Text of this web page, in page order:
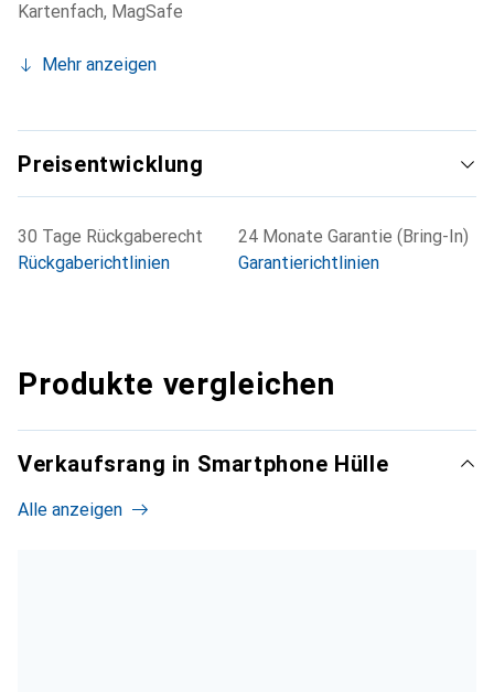
Kartenfach, MagSafe
Mehr anzeigen
Preisentwicklung
30 Tage Rückgaberecht
Rückgaberichtlinien
24 Monate Garantie (Bring-In)
Garantierichtlinien
Produkte vergleichen
Verkaufsrang in Smartphone Hülle
Alle anzeigen